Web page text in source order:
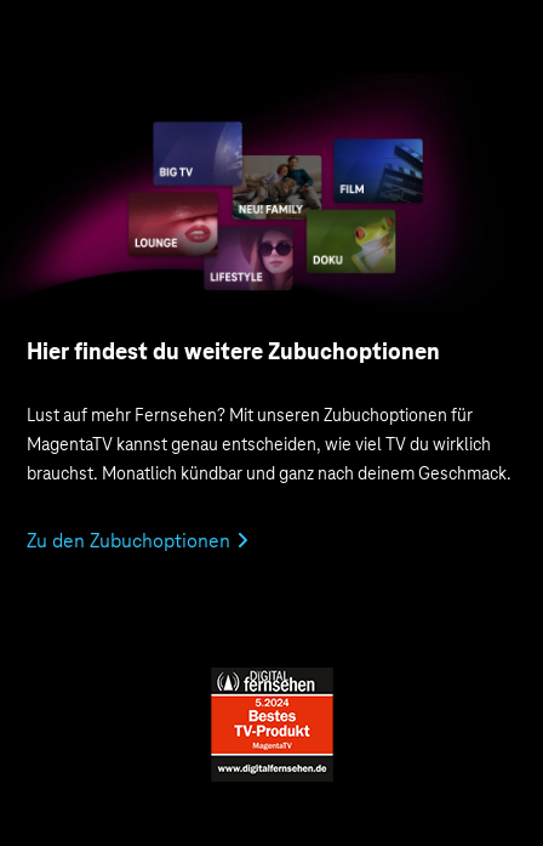
Hier findest du weitere Zubuchoptionen
Lust auf mehr Fernsehen? Mit unseren Zubuch­optionen für
MagentaTV kannst genau entscheiden, wie viel TV du wirklich
brauchst. Monatlich kündbar und ganz nach deinem Geschmack.
Zu den Zubuchoptionen